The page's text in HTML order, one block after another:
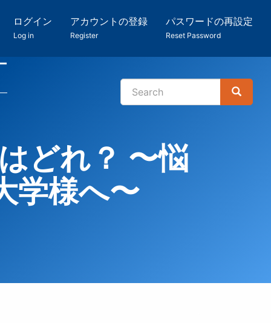
ログイン
Log in
アカウントの登録
Register
パスワードの再設定
Reset Password
検
Search
Search
どれ？ 〜悩
学様へ〜